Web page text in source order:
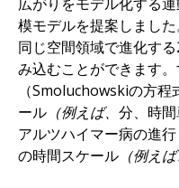
模モデルを提案しました
同じ空間領域で進化す
み込むことができます
（Smoluchowskiの方
ール （例えば、 分、時
アルツハイマー病の進
の時間スケール （例えば